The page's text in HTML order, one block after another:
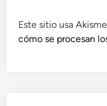
Este sitio usa
cómo se procesan